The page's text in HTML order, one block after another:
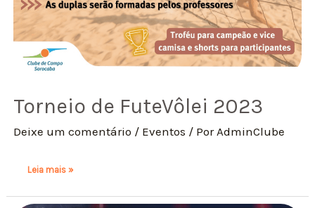
Torneio de FuteVôlei 2023
Deixe um comentário / Eventos / PorAdminClube
Leia mais »